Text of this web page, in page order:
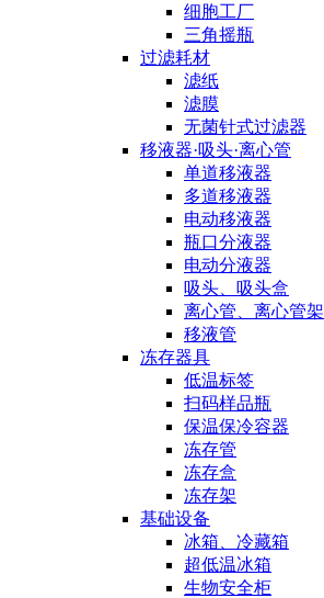
细胞工厂
三角摇瓶
过滤耗材
滤纸
滤膜
无菌针式过滤器
移液器·吸头·离心管
单道移液器
多道移液器
电动移液器
瓶口分液器
电动分液器
吸头、吸头盒
离心管、离心管架
移液管
冻存器具
低温标签
扫码样品瓶
保温保冷容器
冻存管
冻存盒
冻存架
基础设备
冰箱、冷藏箱
超低温冰箱
生物安全柜